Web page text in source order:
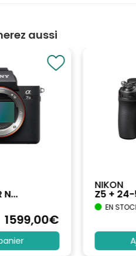
aussi
N...
1599,00€
NIKON
Z5 +
EN